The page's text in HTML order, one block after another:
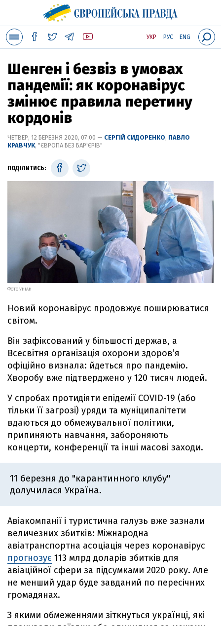
УКР РУС ENG
Шенген і безвіз в умовах
пандемії: як коронавірус
змінює правила перетину
кордонів
ЧЕТВЕР, 12 БЕРЕЗНЯ 2020, 07:00 — СЕРГІЙ СИДОРЕНКО, ПАВЛО
КРАВЧУК, "ЄВРОПА БЕЗ БАР'ЄРІВ"
ПОДІЛИТИСЬ:
ФОТО УНІАН
Новий коронавірус продовжує поширюватися
світом.
Він зафіксований у більшості держав, а
Всесвітня організація охорони здоров’я
офіційно визнала: йдеться про пандемію.
Хворобу вже підтверджено у 120 тисяч людей.
У спробах протидіяти епідемії COVID-19 (або
тільки її загрозі) уряди та муніципалітети
вдаються до обмежувальної політики,
припиняють навчання, забороняють
концерти, конференції та інші масові заходи.
11 березня до "карантинного клубу"
долучилася Україна.
Авіакомпанії і туристична галузь вже зазнали
величезних збитків: Міжнародна
авіатранспортна асоціація через коронавірус
прогнозує 113 млрд доларів збитків для
авіаційної сфери за підсумками 2020 року. Але
не менший удар буде завданий по пересічних
громадянах.
З якими обмеженнями зіткнуться українці, які